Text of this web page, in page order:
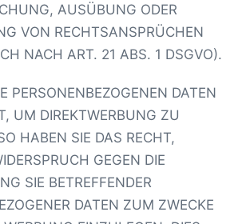
AUSÜBUNG ODER
VON RECHTSANSPRÜCHEN
NACH ART. 21 ABS. 1 DSGVO).
PERSONENBEZOGENEN DATEN
UM DIREKTWERBUNG ZU
HABEN SIE DAS RECHT,
GEGEN DIE
SIE BETREFFENDER
DATEN ZUM ZWECKE